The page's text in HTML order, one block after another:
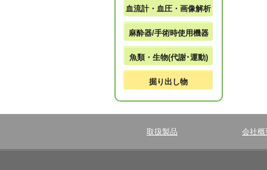
血流計・血圧・画像解析
麻酔器/手術時使用機器
魚類・生物(代謝･運動)
掘り出し物
取扱製品 会社概